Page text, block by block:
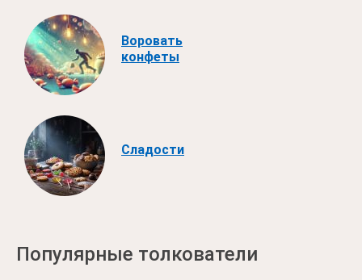
Воровать
конфеты
Сладости
Популярные толкователи